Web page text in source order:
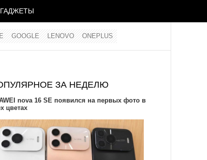
ГАДЖЕТЫ
GOOGLE LENOVO ONEPLUS
ЗА НЕДЕЛЮ
nova 16 SE появился на первых фото в
цветах